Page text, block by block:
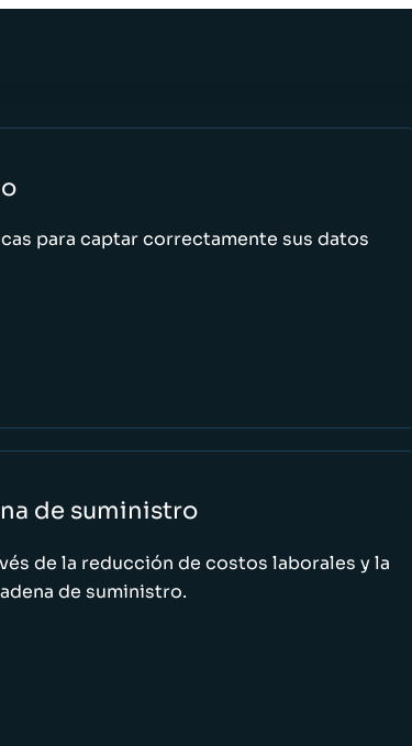
para captar correctamente sus datos
de suministro
de la reducción de costos laborales y la
de suministro.